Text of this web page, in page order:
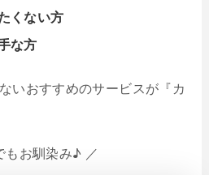
くない方
な方
いおすすめのサービスが『カ
もお馴染み♪ ／